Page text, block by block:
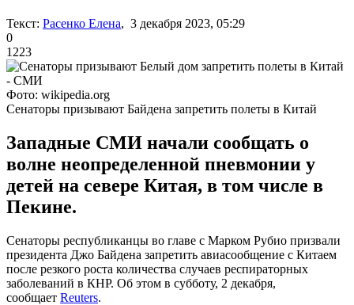
Текст: Расенко Елена, 3 декабря 2023, 05:29
0
1223
Фото: wikipedia.org
Сенаторы призывают Байдена запретить полеты в Китай
Западные СМИ начали сообщать о
волне неопределенной пневмонии у
детей на севере Китая, в том числе в
Пекине.
Сенаторы республиканцы во главе с Марком Рубио призвали
президента Джо Байдена запретить авиасообщение с Китаем
после резкого роста количества случаев респираторных
заболеваний в КНР. Об этом в субботу, 2 декабря,
сообщает Reuters.